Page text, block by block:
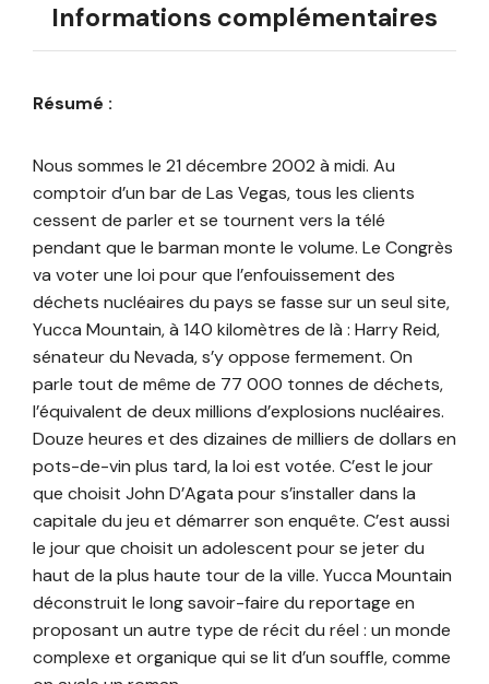
Informations complémentaires
Résumé :
Nous sommes le 21 décembre 2002 à midi. Au
comptoir d’un bar de Las Vegas, tous les clients
cessent de parler et se tournent vers la télé
pendant que le barman monte le volume. Le Congrès
va voter une loi pour que l’enfouissement des
déchets nucléaires du pays se fasse sur un seul site,
Yucca Mountain, à 140 kilomètres de là : Harry Reid,
sénateur du Nevada, s’y oppose fermement. On
parle tout de même de 77 000 tonnes de déchets,
l’équivalent de deux millions d’explosions nucléaires.
Douze heures et des dizaines de milliers de dollars en
pots-de-vin plus tard, la loi est votée. C’est le jour
que choisit John D’Agata pour s’installer dans la
capitale du jeu et démarrer son enquête. C’est aussi
le jour que choisit un adolescent pour se jeter du
haut de la plus haute tour de la ville. Yucca Mountain
déconstruit le long savoir-faire du reportage en
proposant un autre type de récit du réel : un monde
complexe et organique qui se lit d’un souffle, comme